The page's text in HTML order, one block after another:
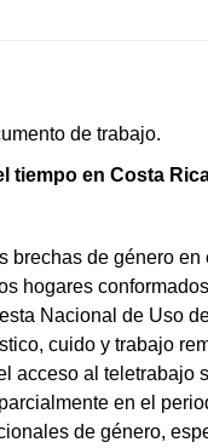
de trabajo.
tiempo en Costa
brechas de género
hogares
Nacional de Uso
cuido y trabajo
acceso al teletrabajo
en el
de género,